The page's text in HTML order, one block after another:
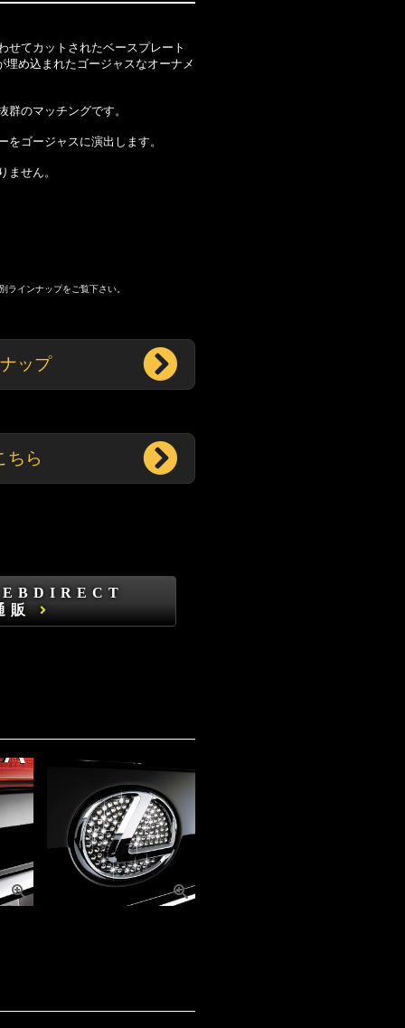
せてカットされたベースプレート
め込まれたゴージャスなオーナメ
のマッチングです。
ゴージャスに演出します。
せん。
インナップをご覧下さい。
ップ
ちら
販